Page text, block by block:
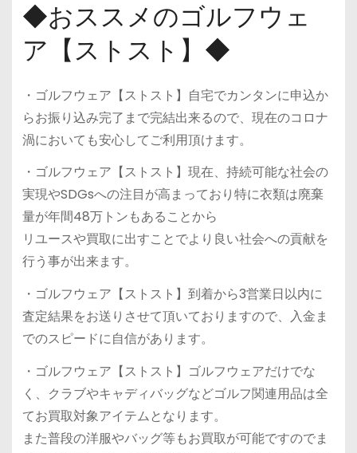
◆おススメのゴルフウェ
ア【ストスト】◆
・ゴルフウェア【ストスト】自宅でカンタンに申込か
らお振り込み完了まで完結出来るので、現在のコロナ
渦においても安心してご利用頂けます。
・ゴルフウェア【ストスト】現在、持続可能な社会の
実現やSDGsへの注目が高まっており特に衣類は廃棄
量が年間48万トンもあることから
リユースや買取に出すことでより良い社会への貢献を
行う事が出来ます。
・ゴルフウェア【ストスト】到着から3営業日以内に
査定結果をお送りさせて頂いておりますので、入金ま
でのスピードに自信があります。
・ゴルフウェア【ストスト】ゴルフウェアだけでな
く、クラブやキャディバッグなどゴルフ関連用品は全
てお買取対象アイテムとなります。
また普段の洋服やバッグ等もお買取が可能ですのでま